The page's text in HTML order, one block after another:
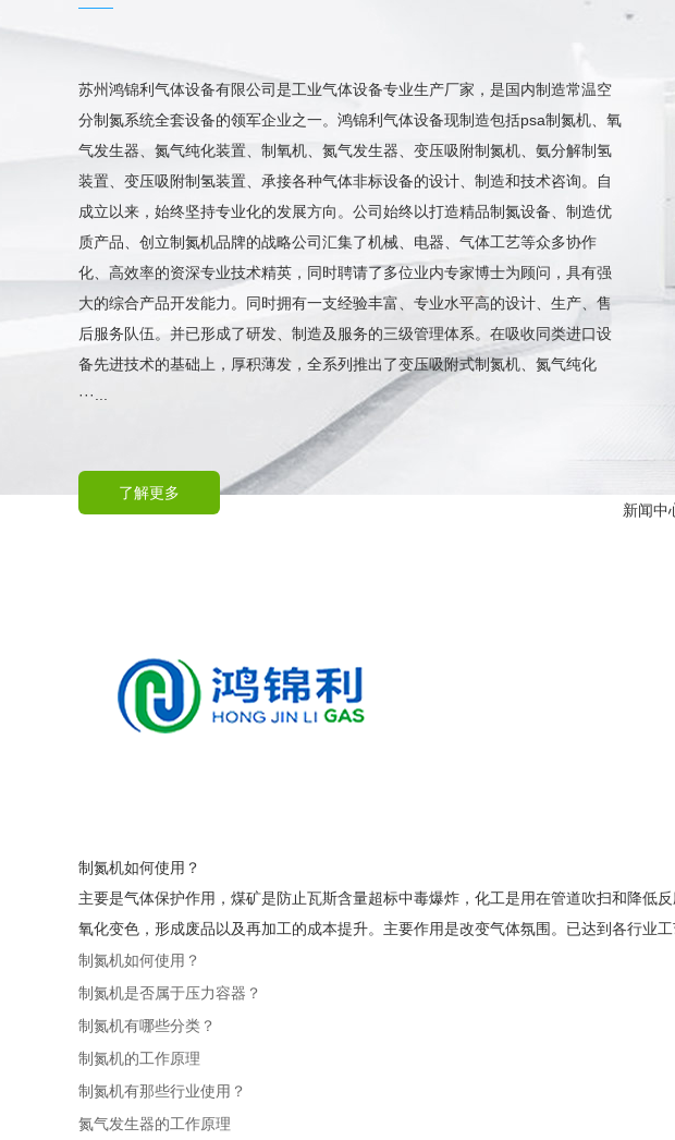
SMT
苏州鸿锦利气体设备有限公司是工业气体设备专业生产厂家，是国内制造常温空
分制氮系统全套设备的领军企业之一。鸿锦利气体设备现制造包括psa制氮机、氧
气发生器、氮气纯化装置、制氧机、氮气发生器、变压吸附制氮机、氨分解制氢
装置、变压吸附制氢装置、承接各种气体非标设备的设计、制造和技术咨询。自
成立以来，始终坚持专业化的发展方向。公司始终以打造精品制氮设备、制造优
质产品、创立制氮机品牌的战略公司汇集了机械、电器、气体工艺等众多协作
化、高效率的资深专业技术精英，同时聘请了多位业内专家博士为顾问，具有强
大的综合产品开发能力。同时拥有一支经验丰富、专业水平高的设计、生产、售
后服务队伍。并已形成了研发、制造及服务的三级管理体系。在吸收同类进口设
备先进技术的基础上，厚积薄发，全系列推出了变压吸附式制氮机、氮气纯化
···...
了解更多
新闻中
制氮机如何使用？
主要是气体保护作用，煤矿是防止瓦斯含量超标中毒爆炸，化工是用在管道吹扫和降
氧化变色，形成废品以及再加工的成本提升。主要作用是改变气体氛围。已达到各行业工
制氮机如何使用？
制氮机是否属于压力容器？
制氮机有哪些分类？
制氮机的工作原理
制氮机有那些行业使用？
氮气发生器的工作原理